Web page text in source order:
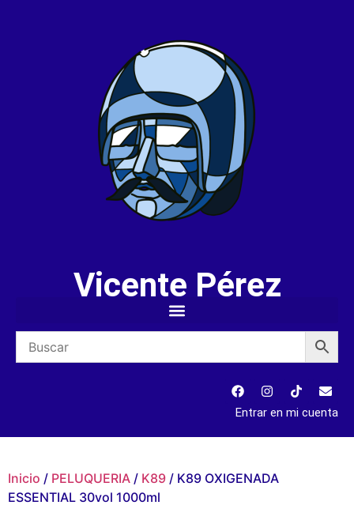
Vicente Pérez
Entrar en mi cuenta
Inicio / PELUQUERIA / K89 / K89 OXIGENADA
ESSENTIAL 30vol 1000ml